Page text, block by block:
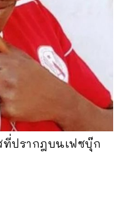
ที่ปรากฎบนเฟซบุ๊ก